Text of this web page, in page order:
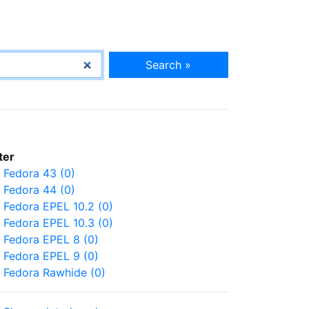
Search »
Fedora 43 (0)
Fedora 44 (0)
Fedora EPEL 10.2 (0)
Fedora EPEL 10.3 (0)
Fedora EPEL 8 (0)
Fedora EPEL 9 (0)
Fedora Rawhide (0)